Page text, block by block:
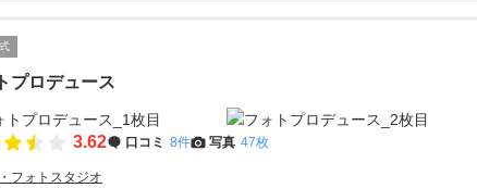
プロデュース
3.62 口コミ 8件 写真 47枚
フォトスタジオ